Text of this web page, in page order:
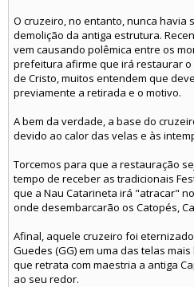
O cruzeiro, no entanto, nunca havia
demolição da antiga estrutura.
vem causando polêmica entre os
prefeitura afirme que irá restaurar o
de Cristo, muitos entendem que
previamente a retirada e o motivo.
A bem da verdade, a base do
devido ao calor das velas e às
Torcemos para que a restauração
tempo de receber as tradicionais
que a Nau Catarineta irá "atracar"
onde desembarcarão os Catopés,
Afinal, aquele cruzeiro foi
Guedes (GG) em uma das telas
que retrata com maestria a antiga
ao seu redor.